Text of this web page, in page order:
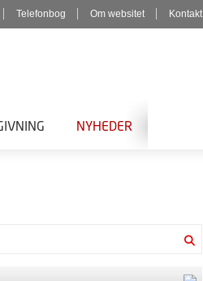
Telefonbog Om websitet Kontakt
NYHEDER